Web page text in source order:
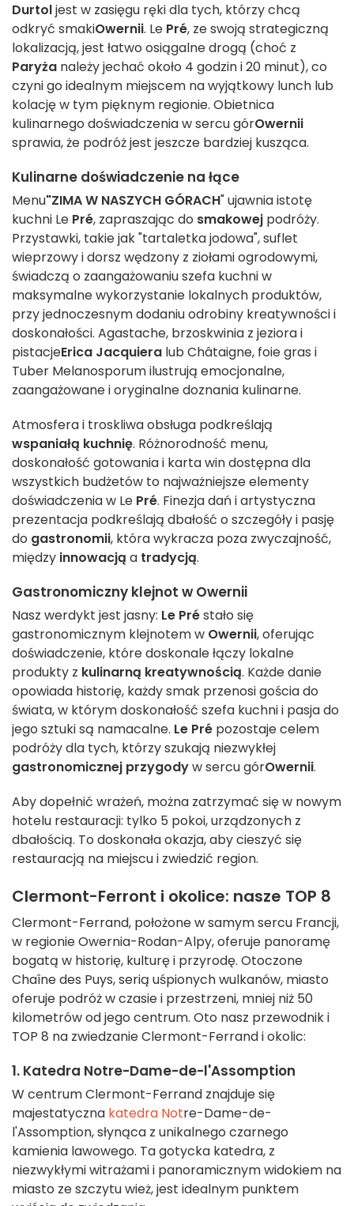
Durtoljest w zasięgu ręki dla tych, którzy chcą
odkryć smakiOwernii. Le Pré, ze swoją strategiczną
lokalizacją, jest łatwo osiągalne drogą (choć z
Paryża należy jechać około 4 godzin i 20 minut), co
czyni go idealnym miejscem na wyjątkowy lunch lub
kolację w tym pięknym regionie. Obietnica
kulinarnego doświadczenia w sercu górOwernii
sprawia, że podróż jest jeszcze bardziej kusząca.
Kulinarne doświadczenie na łące
Menu"ZIMA W NASZYCH GÓRACH" ujawnia istotę
kuchni Le Pré, zapraszając do smakowej podróży.
Przystawki, takie jak "tartaletka jodowa", suflet
wieprzowy i dorsz wędzony z ziołami ogrodowymi,
świadczą o zaangażowaniu szefa kuchni w
maksymalne wykorzystanie lokalnych produktów,
przy jednoczesnym dodaniu odrobiny kreatywności i
doskonałości. Agastache, brzoskwinia z jeziora i
pistacjeErica Jacquiera lub Châtaigne, foie gras i
Tuber Melanosporum ilustrują emocjonalne,
zaangażowane i oryginalne doznania kulinarne.
Atmosfera i troskliwa obsługa podkreślają
wspaniałą kuchnię. Różnorodność menu,
doskonałość gotowania i karta win dostępna dla
wszystkich budżetów to najważniejsze elementy
doświadczenia w Le Pré. Finezja dań i artystyczna
prezentacja podkreślają dbałość o szczegóły i pasję
do gastronomii, która wykracza poza zwyczajność,
między innowacją a tradycją.
Gastronomiczny klejnot w Owernii
Nasz werdykt jest jasny: Le Préstało się
gastronomicznym klejnotem w Owernii, oferując
doświadczenie, które doskonale łączy lokalne
produkty z kulinarną kreatywnością. Każde danie
opowiada historię, każdy smak przenosi gościa do
świata, w którym doskonałość szefa kuchni i pasja do
jego sztuki są namacalne. Le Pré pozostaje celem
podróży dla tych, którzy szukają niezwykłej
gastronomicznej przygodyw sercu górOwernii.
Aby dopełnić wrażeń, można zatrzymać się w nowym
hotelu restauracji: tylko 5 pokoi, urządzonych z
dbałością. To doskonała okazja, aby cieszyć się
restauracją na miejscu i zwiedzić region.
Clermont-Ferront i okolice: nasze TOP 8
Clermont-Ferrand, położone w samym sercu Francji,
w regionie Owernia-Rodan-Alpy, oferuje panoramę
bogatą w historię, kulturę i przyrodę. Otoczone
Chaîne des Puys, serią uśpionych wulkanów, miasto
oferuje podróż w czasie i przestrzeni, mniej niż 50
kilometrów od jego centrum. Oto nasz przewodnik i
TOP 8 na zwiedzanie Clermont-Ferrand i okolic:
1. Katedra Notre-Dame-de-l'Assomption
W centrum Clermont-Ferrand znajduje się
majestatyczna katedra Notre-Dame-de-
l'Assomption, słynąca z unikalnego czarnego
kamienia lawowego. Ta gotycka katedra, z
niezwykłymi witrażami i panoramicznym widokiem na
miasto ze szczytu wież, jest idealnym punktem